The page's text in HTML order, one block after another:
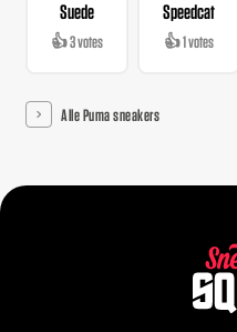
Suede
👍 3 votes
Speedcat
👍 1 votes
Alle Puma sneakers